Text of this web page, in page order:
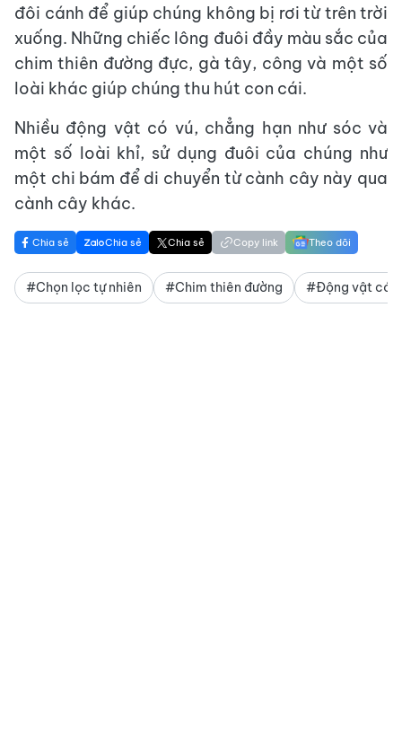
đôi cánh để giúp chúng không bị rơi từ trên trời
xuống. Những chiếc lông đuôi đầy màu sắc của
chim thiên đường đực, gà tây, công và một số
loài khác giúp chúng thu hút con cái.
Nhiều động vật có vú, chẳng hạn như sóc và
một số loài khỉ, sử dụng đuôi của chúng như
một chi bám để di chuyển từ cành cây này qua
cành cây khác.
Chia sẻ Chia sẻ Chia sẻ Copy link Theo dõi
#Chọn lọc tự nhiên #Chim thiên đường #Động vật có